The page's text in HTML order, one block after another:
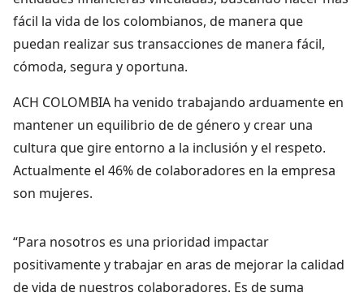
fácil la vida de los colombianos, de manera que
puedan realizar sus transacciones de manera fácil,
cómoda, segura y oportuna.
ACH COLOMBIA ha venido trabajando arduamente en
mantener un equilibrio de de género y crear una
cultura que gire entorno a la inclusión y el respeto.
Actualmente el 46% de colaboradores en la empresa
son mujeres.
“Para nosotros es una prioridad impactar
positivamente y trabajar en aras de mejorar la calidad
de vida de nuestros colaboradores. Es de suma